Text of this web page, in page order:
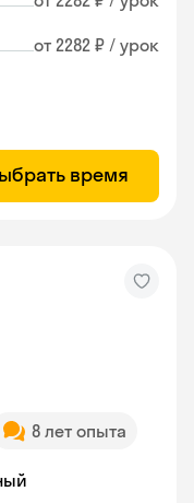
от 2282 ₽ / урок
время
8 лет опыта